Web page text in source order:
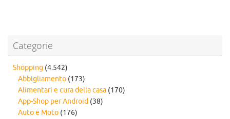
Categorie
Shopping (4.542)
Abbigliamento (173)
Alimentari e cura della casa (170)
App-Shop per Android (38)
Auto e Moto (176)